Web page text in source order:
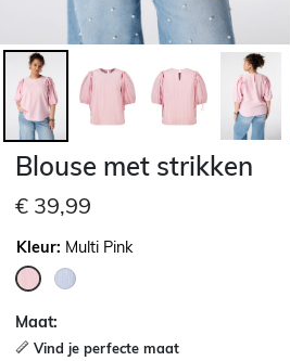
Blouse met strikken
€ 39,99
Kleur: Multi Pink
Maat:
Vind je perfecte maat